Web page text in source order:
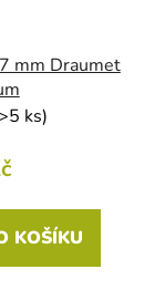
mm Draumet
ks)
KOŠÍKU